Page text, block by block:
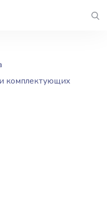
комплектующих